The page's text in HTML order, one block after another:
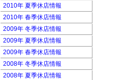
2010年 夏季休店情報
2010年 春季休店情報
2009年 冬季休店情報
2009年 夏季休店情報
2009年 春季休店情報
2008年 冬季休店情報
2008年 夏季休店情報